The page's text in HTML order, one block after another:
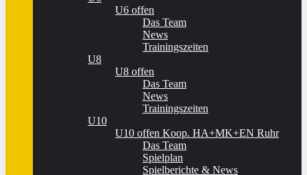
U6 offen
Das Team
News
Trainingszeiten
U8
U8 offen
Das Team
News
Trainingszeiten
U10
U10 offen Koop. HA+MK+EN Ruhr
Das Team
Spielplan
Spielberichte & News